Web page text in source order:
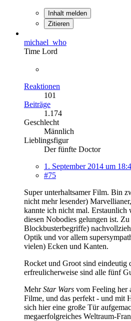
Inhalt melden
Zitieren
michael_who
Time Lord
Reaktionen
101
Beiträge
1.174
Geschlecht
Männlich
Lieblingsfigur
Der fünfte Doctor
1. September 2014 um
#75
Super unterhaltsamer Film. Bin
nicht mehr lesender)
kannte ich nicht mal.
diesen Nobodies gelungen ist.
Blockbusterbegriffe)
Optik und vor allem
vielen) Ecken und Kanten.
Rocket und Groot sind eindeutig
erfreulicherweise sind alle fünf
MehrStar Wars vom Feeling her
Filme, und das perfekt - und mit
sich hier eine große Tür
megaerfolgreiches Weltraum-